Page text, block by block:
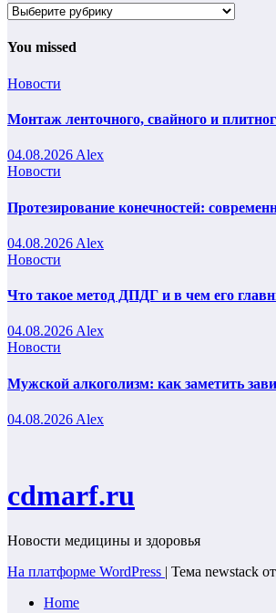
Рубрики
You missed
Новости
Монтаж ленточного, свайного и
04.08.2026 Alex
Новости
Протезирование конечностей:
04.08.2026 Alex
Новости
Что такое метод ДПДГ и в чем его
04.08.2026 Alex
Новости
Мужской алкоголизм: как заметить
04.08.2026 Alex
cdmarf.ru
Новости медицины и здоровья
На платформе WordPress | Тема newstack от
Home